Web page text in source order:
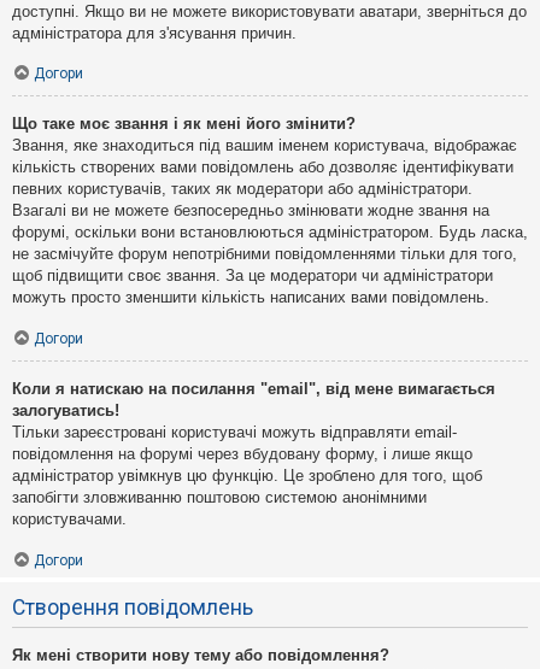
доступні. Якщо ви не можете використовувати аватари, зверніться до
адміністратора для з'ясування причин.
Догори
Що таке моє звання і як мені його змінити?
Звання, яке знаходиться під вашим іменем користувача, відображає
кількість створених вами повідомлень або дозволяє ідентифікувати
певних користувачів, таких як модератори або адміністратори.
Взагалі ви не можете безпосередньо змінювати жодне звання на
форумі, оскільки вони встановлюються адміністратором. Будь ласка,
не засмічуйте форум непотрібними повідомленнями тільки для того,
щоб підвищити своє звання. За це модератори чи адміністратори
можуть просто зменшити кількість написаних вами повідомлень.
Догори
Коли я натискаю на посилання "email", від мене вимагається
залогуватись!
Тільки зареєстровані користувачі можуть відправляти email-
повідомлення на форумі через вбудовану форму, і лише якщо
адміністратор увімкнув цю функцію. Це зроблено для того, щоб
запобігти зловживанню поштовою системою анонімними
користувачами.
Догори
Створення повідомлень
Як мені створити нову тему або повідомлення?